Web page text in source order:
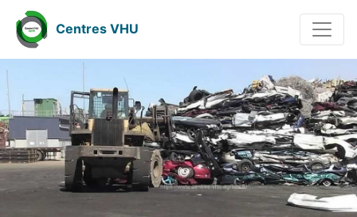
Centres VHU